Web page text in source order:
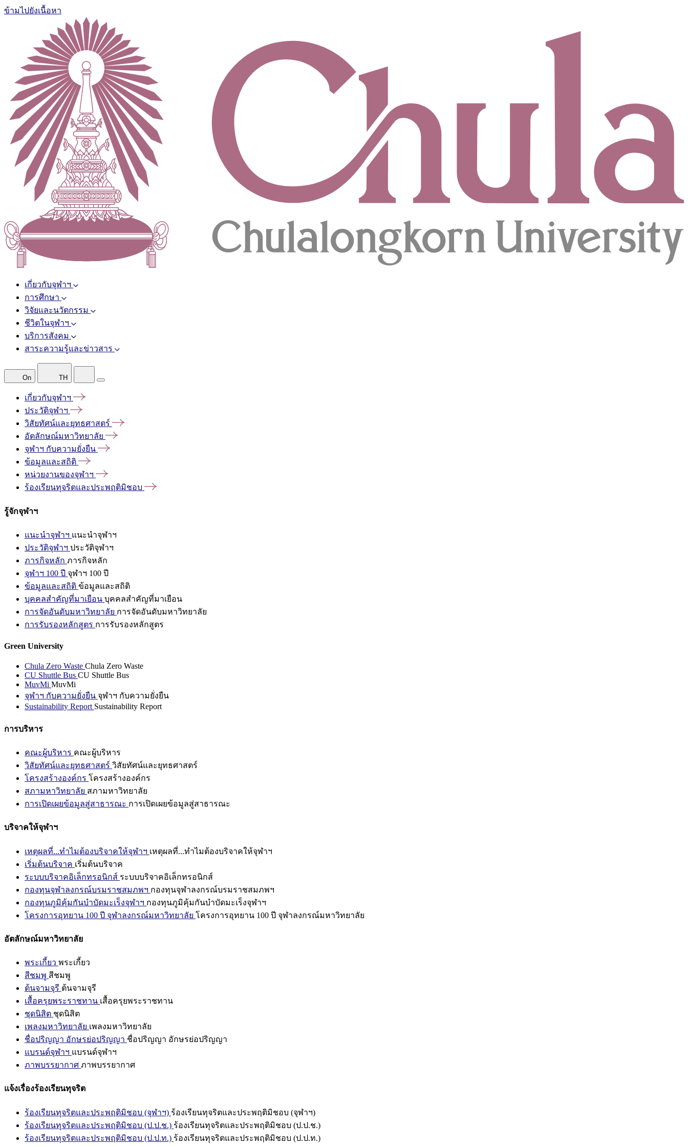
ข้ามไปยังเนื้อหา
เกี่ยวกับจุฬาฯ
การศึกษา
วิจัยและนวัตกรรม
ชีวิตในจุฬาฯ
บริการสังคม
สาระความรู้และข่าวสาร
On TH
เกี่ยวกับจุฬาฯ
ประวัติจุฬาฯ
วิสัยทัศน์และยุทธศาสตร์
อัตลักษณ์มหาวิทยาลัย
จุฬาฯ กับความยั่งยืน
ข้อมูลและสถิติ
หน่วยงานของจุฬาฯ
ร้องเรียนทุจริตและประพฤติมิชอบ
รู้จักจุฬาฯ
แนะนำจุฬาฯ แนะนำจุฬาฯ
ประวัติจุฬาฯ ประวัติจุฬาฯ
ภารกิจหลัก ภารกิจหลัก
จุฬาฯ 100 ปี จุฬาฯ 100 ปี
ข้อมูลและสถิติ ข้อมูลและสถิติ
บุคคลสำคัญที่มาเยือน บุคคลสำคัญที่มาเยือน
การจัดอันดับมหาวิทยาลัย การจัดอันดับมหาวิทยาลัย
การรับรองหลักสูตร การรับรองหลักสูตร
Green University
Chula Zero Waste Chula Zero Waste
CU Shuttle Bus CU Shuttle Bus
MuvMi MuvMi
จุฬาฯ กับความยั่งยืน จุฬาฯ กับความยั่งยืน
Sustainability Report Sustainability Report
การบริหาร
คณะผู้บริหาร คณะผู้บริหาร
วิสัยทัศน์และยุทธศาสตร์ วิสัยทัศน์และยุทธศาสตร์
โครงสร้างองค์กร โครงสร้างองค์กร
สภามหาวิทยาลัย สภามหาวิทยาลัย
การเปิดเผยข้อมูลสู่สาธารณะ การเปิดเผยข้อมูลสู่สาธารณะ
บริจาคให้จุฬาฯ
เหตุผลที่...ทำไมต้องบริจาคให้จุฬาฯ เหตุผลที่...ทำไมต้องบริจาคให้จุฬาฯ
เริ่มต้นบริจาค เริ่มต้นบริจาค
ระบบบริจาคอิเล็กทรอนิกส์ ระบบบริจาคอิเล็กทรอนิกส์
กองทุนจุฬาลงกรณ์บรมราชสมภพฯ กองทุนจุฬาลงกรณ์บรมราชสมภพฯ
กองทุนภูมิคุ้มกันบำบัดมะเร็งจุฬาฯ กองทุนภูมิคุ้มกันบำบัดมะเร็งจุฬาฯ
โครงการอุทยาน 100 ปี จุฬาลงกรณ์มหาวิทยาลัย โครงการอุทยาน 100 ปี จุฬาลงกรณ์มหาวิทยาลัย
อัตลักษณ์มหาวิทยาลัย
พระเกี้ยว พระเกี้ยว
สีชมพู สีชมพู
ต้นจามจุรี ต้นจามจุรี
เสื้อครุยพระราชทาน เสื้อครุยพระราชทาน
ชุดนิสิต ชุดนิสิต
เพลงมหาวิทยาลัย เพลงมหาวิทยาลัย
ชื่อปริญญา อักษรย่อปริญญา ชื่อปริญญา อักษรย่อปริญญา
แบรนด์จุฬาฯ แบรนด์จุฬาฯ
ภาพบรรยากาศ ภาพบรรยากาศ
แจ้งเรื่องร้องเรียนทุจริต
ร้องเรียนทุจริตและประพฤติมิชอบ (จุฬาฯ) ร้องเรียนทุจริตและประพฤติมิชอบ (จุฬาฯ)
ร้องเรียนทุจริตและประพฤติมิชอบ (ป.ป.ช.) ร้องเรียนทุจริตและประพฤติมิชอบ (ป.ป.ช.)
ร้องเรียนทุจริตและประพฤติมิชอบ (ป.ป.ท.) ร้องเรียนทุจริตและประพฤติมิชอบ (ป.ป.ท.)